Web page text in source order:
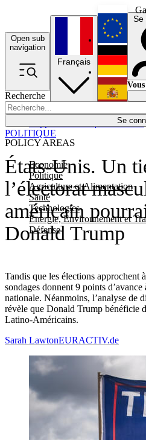
Open sub
navigation
Recherche
Se
POLICY AREAS
Economie
Politique
Agriculture et Alimentation
Santé
Technologies
Energie, Environnement et
Défense
Économie
Français
Se
États-Unis. Un
l’électorat
américain
Donald Trump
Tandis que les élections approchent
sondages donnent 9 points
nationale. Néanmoins, l’analyse de
révèle que Donald Trump bénéficie
Latino-Américains.
POLITIQUE
Sarah LawtonEURACTIV.de